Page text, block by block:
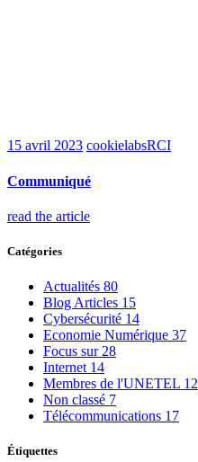
15 avril 2023 cookielabsRCI
Communiqué
read the article
Catégories
Actualités 80
Blog Articles 15
Cybersécurité 14
Economie Numérique 37
Focus sur 28
Internet 14
Membres de l'UNETEL 12
Non classé 7
Télécommunications 17
Étiquettes